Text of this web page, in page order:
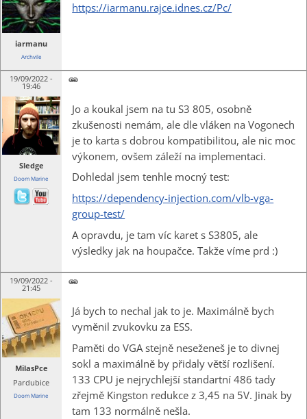
iarmanu
Archvile
https://iarmanu.rajce.idnes.cz/Pc/
19/09/2022 -
19:46
Sledge
Doom Marine
Jo a koukal jsem na tu S3 805, osobně
zkušenosti nemám, ale dle vláken na Vogonech
je to karta s dobrou kompatibilitou, ale nic moc
výkonem, ovšem záleží na implementaci.
Dohledal jsem tenhle mocný test:
https://dependency-injection.com/vlb-vga-
group-test/
A opravdu, je tam víc karet s S3805, ale
výsledky jak na houpačce. Takže víme prd :)
19/09/2022 -
21:45
MilasPce
Pardubice
Doom Marine
Já bych to nechal jak to je. Maximálně bych
vyměnil zvukovku za ESS.
Paměti do VGA stejně neseženeš je to divnej
sokl a maximálně by přidaly větší rozlišení.
133 CPU je nejrychlejší standartní 486 tady
zřejmě Kingston redukce z 3,45 na 5V. Jinak by
tam 133 normálně nešla.